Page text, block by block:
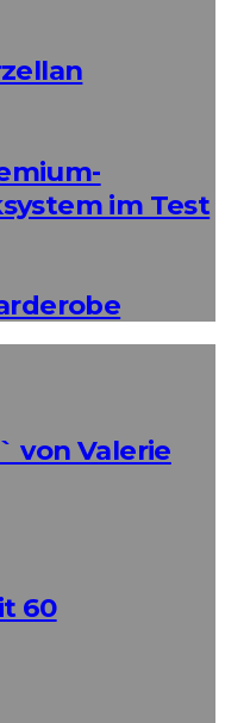
im Test
von Valerie
60